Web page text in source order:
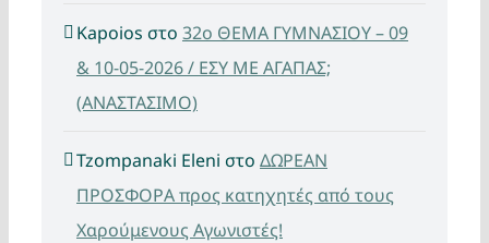
Kapoios στο 32ο ΘΕΜΑ ΓΥΜΝΑΣΙΟΥ – 09
& 10-05-2026 / ΕΣΥ ΜΕ ΑΓΑΠΑΣ;
(ΑΝΑΣΤΑΣΙΜΟ)
Tzompanaki Eleni στο ΔΩΡΕΑΝ
ΠΡΟΣΦΟΡΑ προς κατηχητές από τους
Χαρούμενους Αγωνιστές!